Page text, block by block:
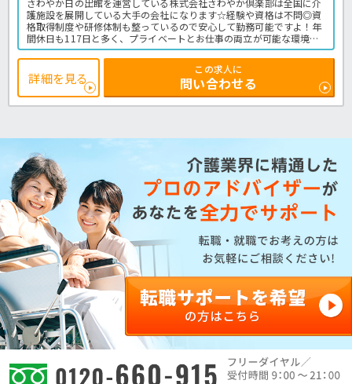
さわやか日の出館を運営している株式会社さわやか倶楽部は全国に介
護施設を展開している大手の会社になります☆経験や資格は不問◎資
格取得制度や研修体制も整っているので安心して勤務可能ですよ！年
間休日も117日と多く、プライベートとお仕事の両立が可能な環境に
なります☆定年が65歳で長く勤務することも可能で、65歳以降も条件
面は変わらずに働けるので安心の職場です〇求人が気になる方は是非
ほっ介護までお問い合わせください！有料老人ホームでの介護業務全
般です。＜介護職 正職員 有料老人ホームの求人＞
詳細を見る
この求人に
問い合わせる